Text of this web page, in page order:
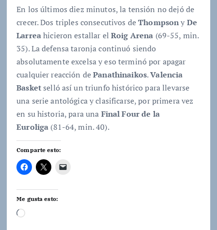
En los últimos diez minutos, la tensión no dejó de
crecer. Dos triples consecutivos deThompsony De
Larreahicieron estallar elRoig Arena (69-55, min.
35). La defensa taronja continuó siendo
absolutamente excelsa y eso terminó por apagar
cualquier reacción dePanathinaikos.Valencia
Basketselló así un triunfo histórico para llevarse
una serie antológica y clasificarse, por primera vez
en su historia, para una Final Four de la
Euroliga (81-64, min. 40).
Comparte esto:
Me gusta esto:
C